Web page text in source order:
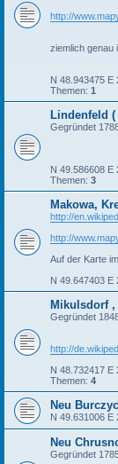
http://
ziemlich genau
N 48.943475 E
Themen: 1
Lindenfeld
Gegründet
N 49.586608 E
Themen: 3
Makowa,
http://
http://
Auf der Karte
N 49.647403 E
Mikulsdorf
Gegründet
http://
N 48.732417 E
Themen: 4
Neu
N 49.631006 E
Neu
Gegründet